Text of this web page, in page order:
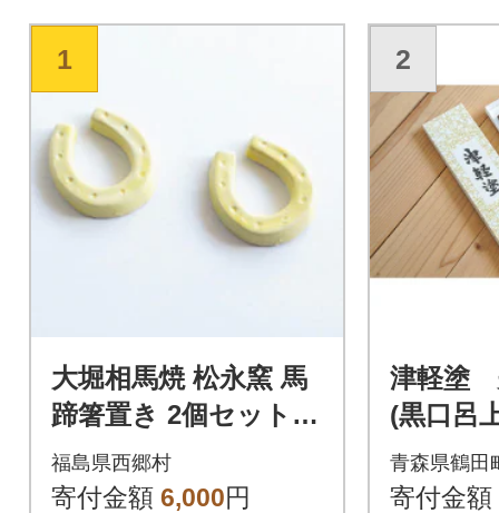
1
大堀相馬焼 松永窯 馬
蹄箸置き 2個セット
(イエロー)
福島県西郷村
寄付金額 6,000円
2
津軽塗
(黒口呂
青森県鶴田
寄付金額